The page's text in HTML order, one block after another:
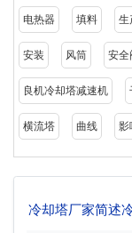
电热器 填料 生
安装 风筒 安全
良机冷却塔减速机
横流塔 曲线 影
冷却塔厂家简述